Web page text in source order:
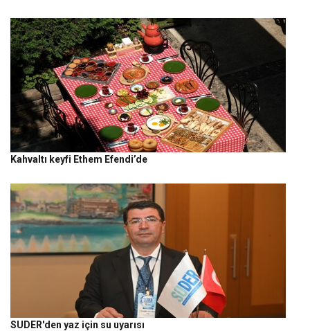
Kahvaltı keyfi Ethem Efendi’de
SUDER'den yaz için su uyarısı